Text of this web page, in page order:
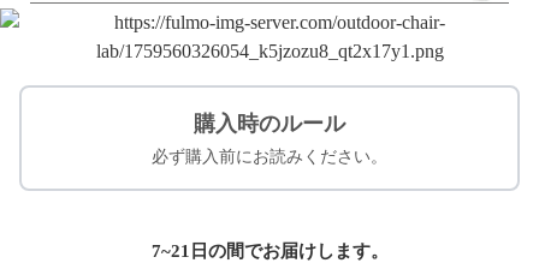
購入時のルール
必ず購入前にお読みください。
7~21日の間でお届けします。